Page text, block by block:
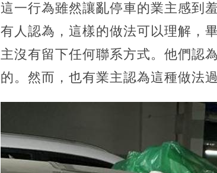
這一行為雖然讓亂停車的業主感到
有人認為，這樣的做法可以理解，
主沒有留下任何聯系方式。他們認
的。然而，也有業主認為這種做法